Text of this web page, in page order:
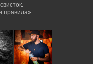
правила»